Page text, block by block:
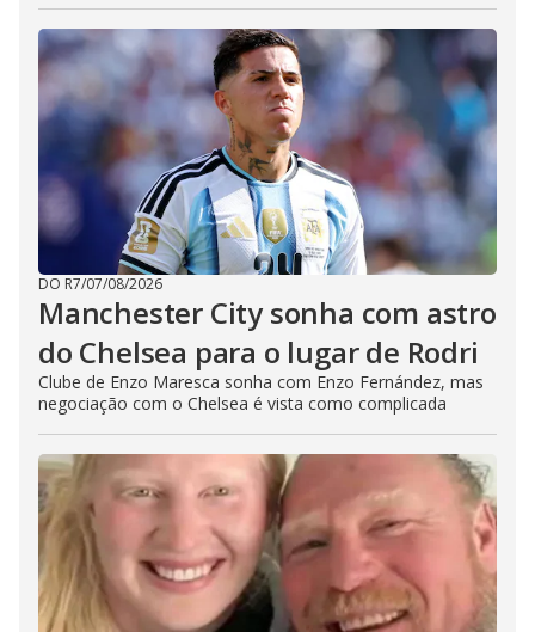
DO R7/07/08/2026
Manchester City sonha com astro
do Chelsea para o lugar de Rodri
Clube de Enzo Maresca sonha com Enzo Fernández, mas
negociação com o Chelsea é vista como complicada